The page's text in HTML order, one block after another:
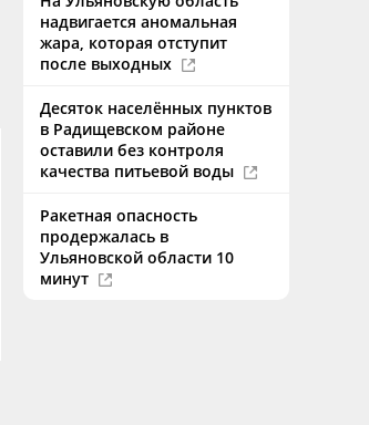
надвигается аномальная
жара, которая отступит
после выходных
Десяток населённых пунктов
в Радищевском районе
оставили без контроля
качества питьевой воды
Ракетная опасность
продержалась в
Ульяновской области 10
минут